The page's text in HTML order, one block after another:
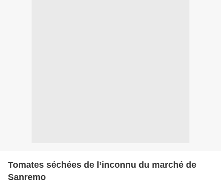
Tomates séchées de l’inconnu du marché de
Sanremo